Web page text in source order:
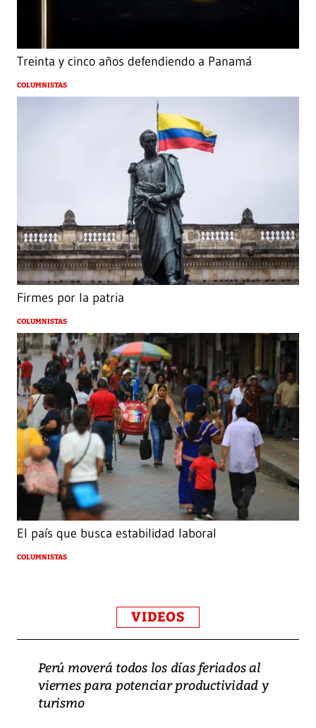
Treinta y cinco años defendiendo a Panamá
COLUMNISTAS
Firmes por la patria
COLUMNISTAS
El país que busca estabilidad laboral
COLUMNISTAS
VIDEOS
Perú moverá todos los días feriados al
viernes para potenciar productividad y
turismo